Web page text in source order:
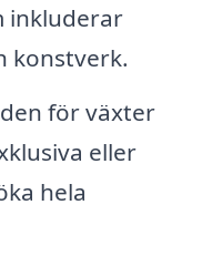
inkluderar
konstverk.
för växter
eller
hela